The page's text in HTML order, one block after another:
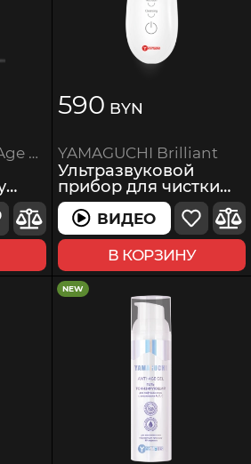
YAMAGUCHI Anti-Age Skin Care
590 BYN
YAMAGUCHI Brilliant
Ультразвуковой
прибор для чистки
лица
ВИДЕОВИДЕО
В КОРЗИНУ
NEW